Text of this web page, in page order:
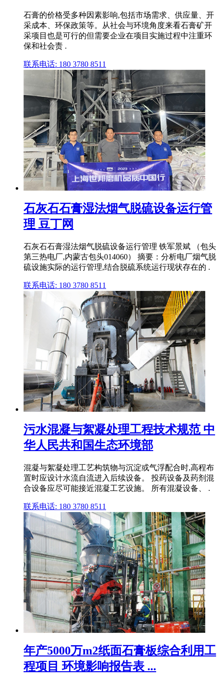
石膏的价格受多种因素影响,包括市场需求、供应量、开
采成本、环保政策等。从社会与环境角度来看石膏矿开
采项目也是可行的但需要企业在项目实施过程中注重环
保和社会责 .
联系电话: 180 3780 8511
石灰石石膏湿法烟气脱硫设备运行管
理 豆丁网
石灰石石膏湿法烟气脱硫设备运行管理 铁军景斌 （包头
第三热电厂,内蒙古包头014060） 摘要：分析电厂烟气脱
硫设施实际的运行管理,结合脱硫系统运行现状存在的 .
联系电话: 180 3780 8511
污水混凝与絮凝处理工程技术规范 中
华人民共和国生态环境部
混凝与絮凝处理工艺构筑物与沉淀或气浮配合时,高程布
置时应设计水流自流进入后续设备。 投药设备及药剂混
合设备应尽可能接近混凝工艺设施。 所有混凝设备、 .
联系电话: 180 3780 8511
年产5000万m2纸面石膏板综合利用工
程项目 环境影响报告表 ...